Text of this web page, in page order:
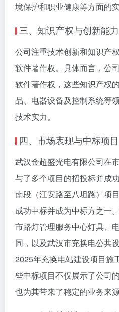
境保护和职业健康等方面的实
三、知识产权与创新能力
公司注重技术创新和知识产
软件著作权。具体而言，公
软件著作权，这些知识产权
品、电器设备及控制系统等
技术实力。
四、市场表现与中标项目
武汉金超盛光电有限公司在
与了多个项目的招投标并成
南段（江安路至八坦路）项
成功中标并成为中标方之一
市路灯管理服务中心灯具、
同，以及武汉市充换电公共
2025年充换电站建设项目施
些中标项目不仅展示了公司
也为其带来了稳定的业务来